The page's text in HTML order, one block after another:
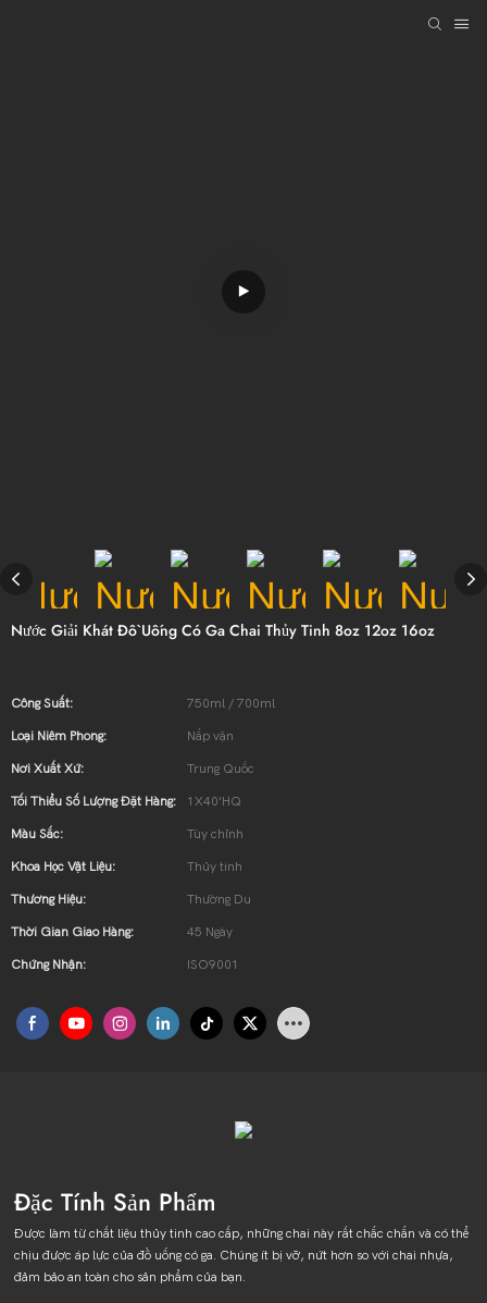
Nước Giải Khát Đồ Uống Có Ga Chai Thủy Tinh 8oz 12oz 16oz
Công Suất: 750ml / 700ml
Loại Niêm Phong: Nắp vặn
Nơi Xuất Xứ: Trung Quốc
Tối Thiểu Số Lượng Đặt Hàng: 1X40'HQ
Màu Sắc: Tùy chỉnh
Khoa Học Vật Liệu: Thủy tinh
Thương Hiệu: Thường Du
Thời Gian Giao Hàng: 45 Ngày
Chứng Nhận: ISO9001
Đặc Tính Sản Phẩm
Được làm từ chất liệu thủy tinh cao cấp, những chai này rất chắc chắn và có thể
chịu được áp lực của đồ uống có ga. Chúng ít bị vỡ, nứt hơn so với chai nhựa,
đảm bảo an toàn cho sản phẩm của bạn.